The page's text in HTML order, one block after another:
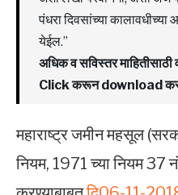
पंधरा दिवसांच्या
येईल.”
अधिक व सविस्तर माहितीसाठी
Click करून download
महाराष्ट्र जमीन महसूल
नियम, 1971 च्या नियम 37